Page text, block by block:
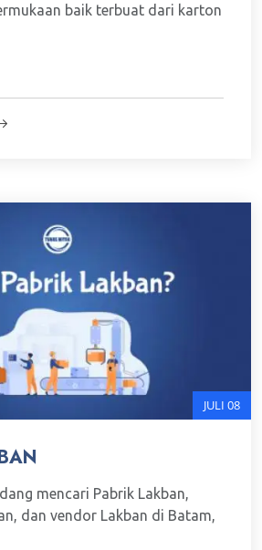
baik terbuat dari karton
JULI 08
mencari Pabrik Lakban,
dan vendor Lakban di Batam,